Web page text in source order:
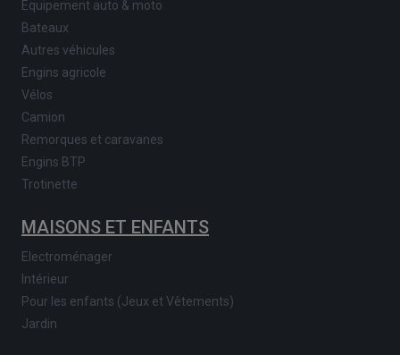
Equipement auto & moto
Bateaux
Autres véhicules
Engins agricole
Vélos
Camion
Remorques et caravanes
Engins BTP
Trotinette
MAISONS ET ENFANTS
Electroménager
Intérieur
Pour les enfants (Jeux et Vêtements)
Jardin